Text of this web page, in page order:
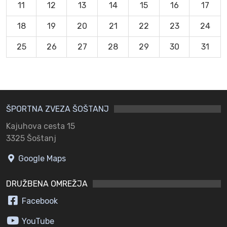
11 12 13 14 15 16 17
18 19 20 21 22 23 24
25 26 27 28 29 30 31
ŠPORTNA ZVEZA ŠOŠTANJ
Kajuhova cesta 15
3325 Šoštanj
Google Maps
DRUŽBENA OMREŽJA
Facebook
YouTube